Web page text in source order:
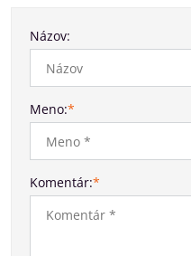
Názov:
Meno:*
Komentár:*